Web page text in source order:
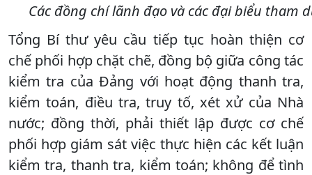
Các đồng chí lãnh đạo và các đại biểu tham
Tổng Bí thư yêu cầu tiếp tục hoàn thiện cơ
chế phối hợp chặt chẽ, đồng bộ giữa công tác
kiểm tra của Đảng với hoạt động thanh tra,
kiểm toán, điều tra, truy tố, xét xử của Nhà
nước; đồng thời, phải thiết lập được cơ chế
phối hợp giám sát việc thực hiện các kết luận
kiểm tra, thanh tra, kiểm toán; không để tình